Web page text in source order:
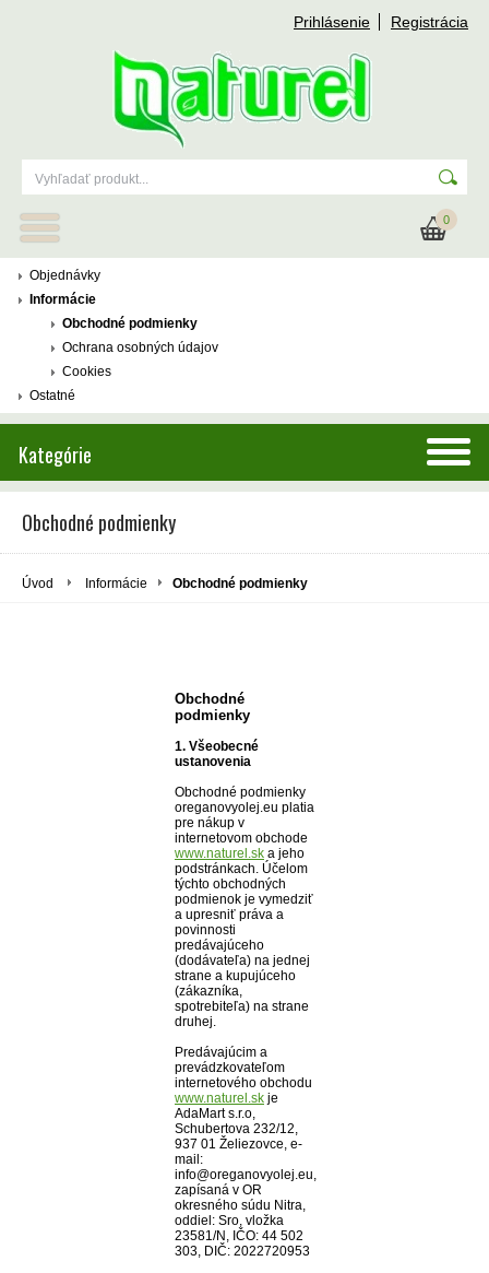
Prihlásenie Registrácia
0
Objednávky
Informácie
Obchodné podmienky
Ochrana osobných údajov
Cookies
Ostatné
Kategórie
Obchodné podmienky
Úvod Informácie Obchodné podmienky
Obchodné
podmienky
1. Všeobecné
ustanovenia
Obchodné podmienky
oreganovyolej.eu platia
pre nákup v
internetovom obchode
www.naturel.sk a jeho
podstránkach. Účelom
týchto obchodných
podmienok je vymedziť
a upresniť práva a
povinnosti
predávajúceho
(dodávateľa) na jednej
strane a kupujúceho
(zákazníka,
spotrebiteľa) na strane
druhej.
Predávajúcim a
prevádzkovateľom
internetového obchodu
www.naturel.sk je
AdaMart s.r.o,
Schubertova 232/12,
937 01 Želiezovce, e-
mail:
info@oreganovyolej.eu,
zapísaná v OR
okresného súdu Nitra,
oddiel: Sro, vložka
23581/N, IČO: 44 502
303, DIČ: 2022720953